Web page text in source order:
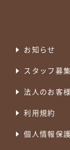
お知らせ
スタッフ募集
法人のお客様
利用規約
個人情報保